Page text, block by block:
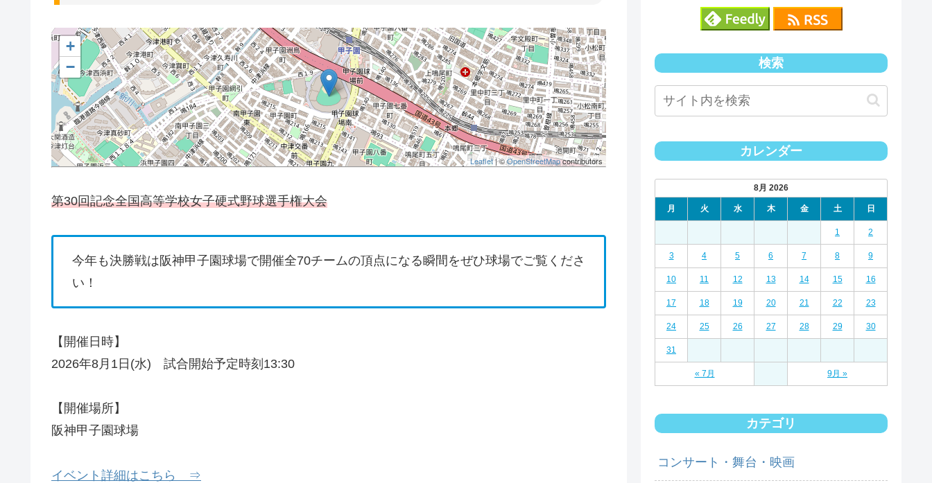
+
−
Leaflet| ©OpenStreetMapcontributors
第30回記念全国高等学校女子硬式野球選手権大会
今年も決勝戦は阪神甲子園球場で開催全70チームの頂点になる瞬間をぜひ球場でご覧くださ
い！
【開催日時】
2026年8月1日(水) 試合開始予定時刻13:30
【開催場所】
阪神甲子園球場
イベント詳細はこちら ⇒
検索
カレンダー
8月 2026
月 火 水 木 金 土 日
1 2
3 4 5 6 7 8 9
10 11 12 13 14 15 16
17 18 19 20 21 22 23
24 25 26 27 28 29 30
31
« 7月 9月 »
カテゴリ
コンサート・舞台・映画